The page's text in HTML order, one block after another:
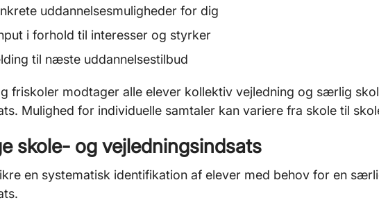
uddannelsesmuligheder for dig
i forhold til interesser og styrker
til næste uddannelsestilbud
friskoler modtager alle elever kollektiv vejledning og særlig
Mulighed for individuelle samtaler kan variere fra skole til
skole- og vejledningsindsats
en systematisk identifikation af elever med behov for en